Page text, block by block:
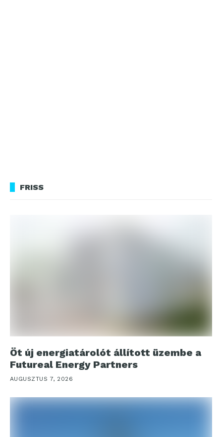
FRISS
Öt új energiatárolót állított üzembe a
Futureal Energy Partners
AUGUSZTUS 7, 2026